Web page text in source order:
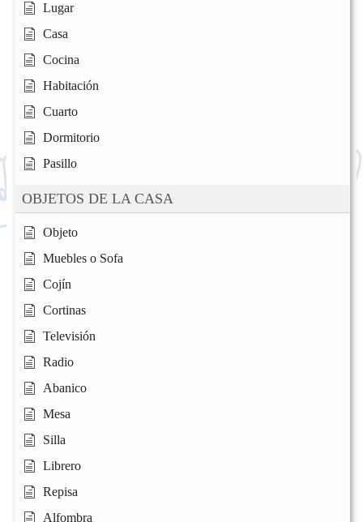
Lugar
Casa
Cocina
Habitación
Cuarto
Dormitorio
Pasillo
OBJETOS DE LA CASA
Objeto
Muebles o Sofa
Cojín
Cortinas
Televisión
Radio
Abanico
Mesa
Silla
Librero
Repisa
Alfombra